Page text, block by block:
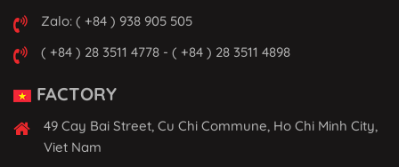
Zalo: ( +84 ) 938 905 505
( +84 ) 28 3511 4778 - ( +84 ) 28 3511 4898
FACTORY
49 Cay Bai Street, Cu Chi Commune, Ho Chi Minh City,
Viet Nam